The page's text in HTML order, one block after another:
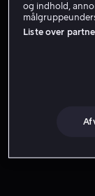
og indhold,
Liste over